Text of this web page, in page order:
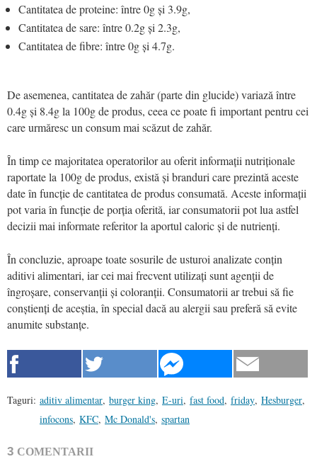
Cantitatea de proteine: între 0g și 3.9g,
Cantitatea de sare: între 0.2g și 2.3g,
Cantitatea de fibre: între 0g și 4.7g.
De asemenea, cantitatea de zahăr (parte din glucide) variază între
0.4g și 8.4g la 100g de produs, ceea ce poate fi important pentru cei
care urmăresc un consum mai scăzut de zahăr.
În timp ce majoritatea operatorilor au oferit informații nutriționale
raportate la 100g de produs, există și branduri care prezintă aceste
date în funcție de cantitatea de produs consumată. Aceste informații
pot varia în funcție de porția oferită, iar consumatorii pot lua astfel
decizii mai informate referitor la aportul caloric și de nutrienți.
În concluzie, aproape toate sosurile de usturoi analizate conțin
aditivi alimentari, iar cei mai frecvent utilizați sunt agenții de
îngroșare, conservanții și coloranții. Consumatorii ar trebui să fie
conștienți de aceștia, în special dacă au alergii sau preferă să evite
anumite substanțe.
Taguri: aditiv alimentar, burger king, E-uri, fast food, friday, Hesburger,
infocons, KFC, Mc Donald's, spartan
3 COMENTARII